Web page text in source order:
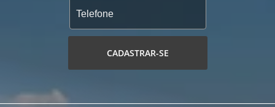
CADASTRAR-SE